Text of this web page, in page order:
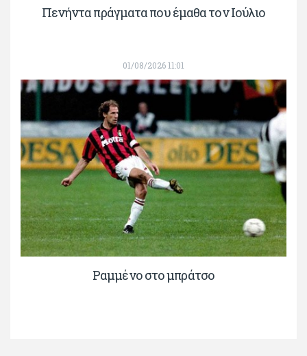
Πενήντα πράγματα που έμαθα τον Ιούλιο
01/08/2026 11:01
Ραμμένο στο μπράτσο